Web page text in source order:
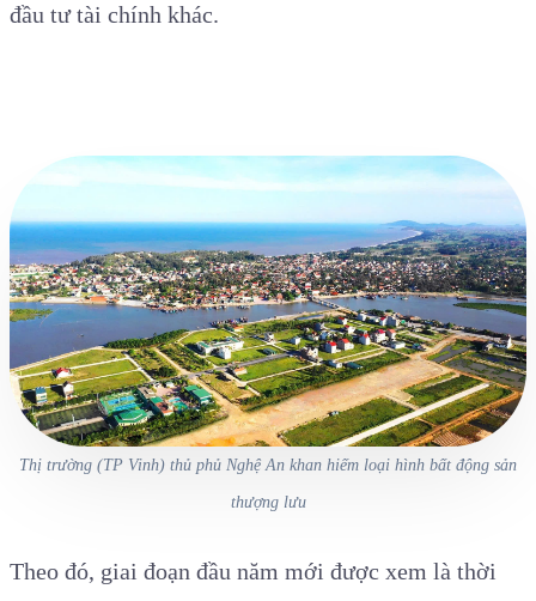
đầu tư tài chính khác.
Thị trường (TP Vinh) thủ phủ Nghệ An khan hiếm loại hình bất động sản
thượng lưu
Theo đó, giai đoạn đầu năm mới được xem là thời